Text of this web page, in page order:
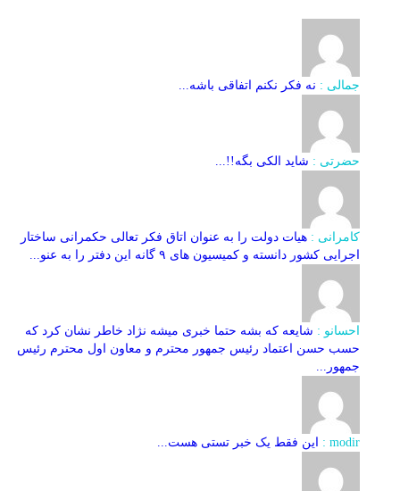
جمالی : نه فکر نکنم اتفاقی باشه...
حضرتی : شاید الکی بگه!!...
کامرانی : هیات دولت را به عنوان اتاق فکر تعالی حکمرانی ساختار
اجرایی کشور دانسته و کمیسیون های ۹ گانه این دفتر را به عنو...
احسانو : شایعه که بشه حتما خبری میشه نژاد خاطر نشان کرد که
حسب حسن اعتماد رئیس جمهور محترم و معاون اول محترم رئیس
جمهور...
modir : این فقط یک خبر تستی هست...